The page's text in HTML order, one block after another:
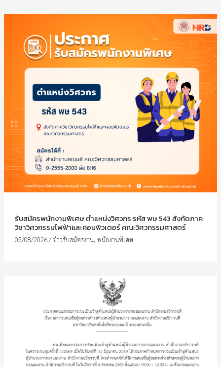
รับสมัครพนักงานพิเศษ ตำแหน่งวิศวกร รหัส พษ 543 สังกัดภาค
วิชาวิศวกรรมไฟฟ้าและคอมพิวเตอร์ คณะวิศวกรรมศาสตร์
05/08/2026/ข่าวรับสมัครงาน, พนักงานพิเศษ